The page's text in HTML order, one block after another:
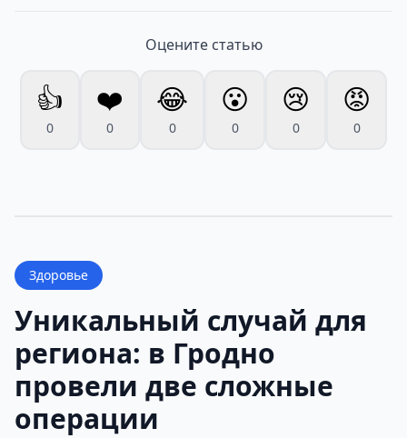
Оцените статью
👍
0
❤️
0
😂
0
😮
0
😢
0
😡
0
Здоровье
Уникальный случай для
региона: в Гродно
провели две сложные
операции